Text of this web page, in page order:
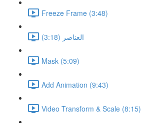
Freeze Frame (3:48)
العناصر (3:18)
Mask (5:09)
Add Animation (9:43)
Video Transform & Scale (8:15)